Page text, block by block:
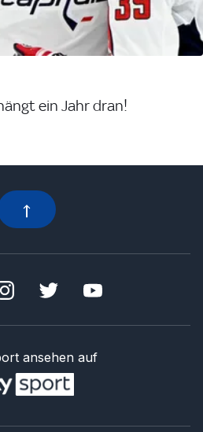
ein Jahr dran!
ansehen auf